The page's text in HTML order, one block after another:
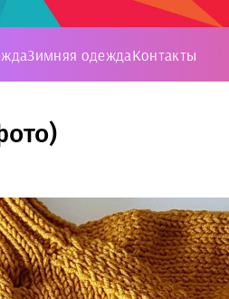
Зимняя одеждаКонтакты